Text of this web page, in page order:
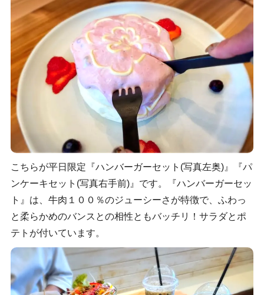
こちらが平日限定『ハンバーガーセット(写真左奥)』『パ
ンケーキセット(写真右手前)』です。『ハンバーガーセッ
ト』は、牛肉１００％のジューシーさが特徴で、ふわっ
と柔らかめのバンスとの相性ともバッチリ！サラダとポ
テトが付いています。